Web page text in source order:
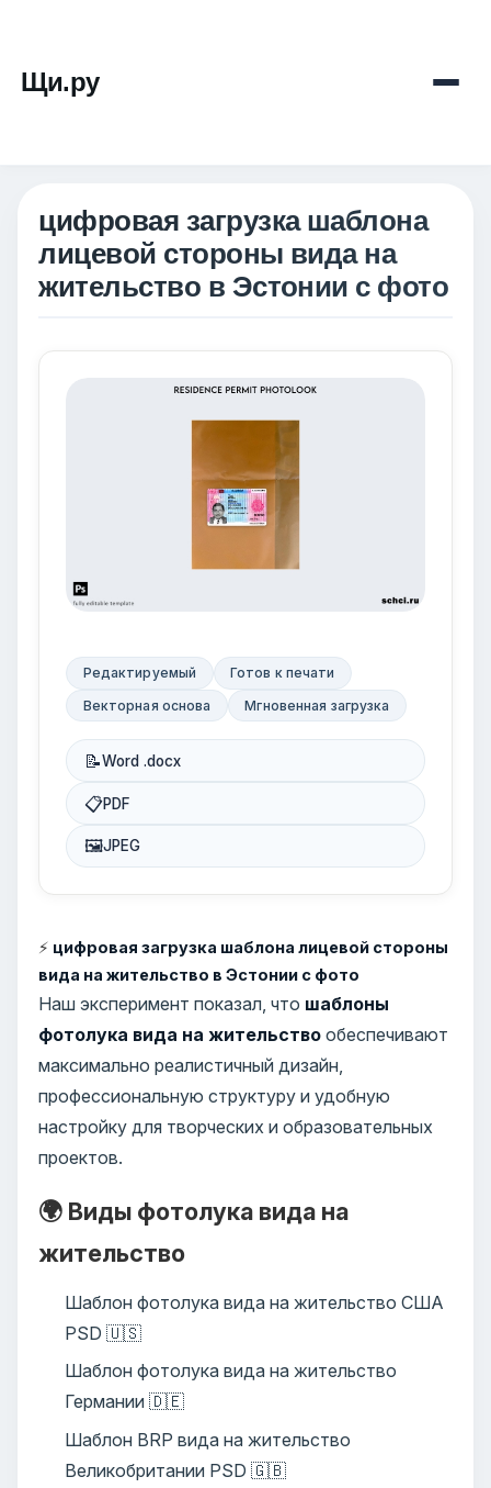
Щи.ру
цифровая загрузка шаблона
лицевой стороны вида на
жительство в Эстонии с фото
Редактируемый
Готов к печати
Векторная основа
Мгновенная загрузка
📝Word .docx
📋PDF
🖼JPEG
⚡ цифровая загрузка шаблона лицевой стороны
вида на жительство в Эстонии с фото
Наш эксперимент показал, что шаблоны
фотолука вида на жительство обеспечивают
максимально реалистичный дизайн,
профессиональную структуру и удобную
настройку для творческих и образовательных
проектов.
🌍 Виды фотолука вида на
жительство
Шаблон фотолука вида на жительство США
PSD 🇺🇸
Шаблон фотолука вида на жительство
Германии 🇩🇪
Шаблон BRP вида на жительство
Великобритании PSD 🇬🇧